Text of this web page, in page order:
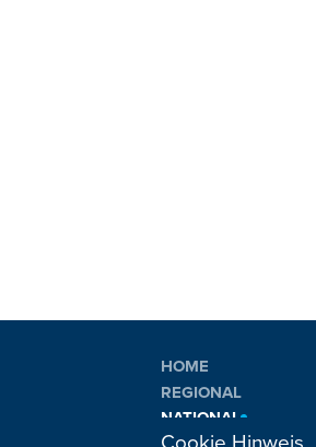
HOME
REGIONAL
NATIONAL